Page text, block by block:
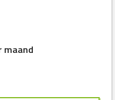
maand